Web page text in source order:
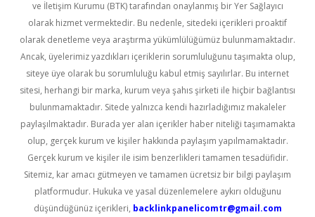
ve İletişim Kurumu (BTK) tarafından onaylanmış bir Yer Sağlayıcı
olarak hizmet vermektedir. Bu nedenle, sitedeki içerikleri proaktif
olarak denetleme veya araştırma yükümlülüğümüz bulunmamaktadır.
Ancak, üyelerimiz yazdıkları içeriklerin sorumluluğunu taşımakta olup,
siteye üye olarak bu sorumluluğu kabul etmiş sayılırlar. Bu internet
sitesi, herhangi bir marka, kurum veya şahıs şirketi ile hiçbir bağlantısı
bulunmamaktadır. Sitede yalnızca kendi hazırladığımız makaleler
paylaşılmaktadır. Burada yer alan içerikler haber niteliği taşımamakta
olup, gerçek kurum ve kişiler hakkında paylaşım yapılmamaktadır.
Gerçek kurum ve kişiler ile isim benzerlikleri tamamen tesadüfidir.
Sitemiz, kar amacı gütmeyen ve tamamen ücretsiz bir bilgi paylaşım
platformudur. Hukuka ve yasal düzenlemelere aykırı olduğunu
düşündüğünüz içerikleri, backlinkpanelicomtr@gmail.com